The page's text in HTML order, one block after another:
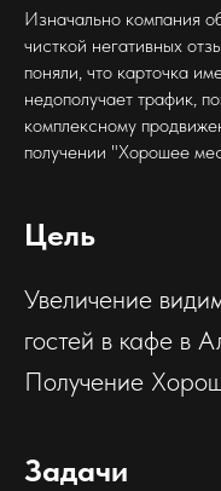
Изначально компания
чисткой негативных
поняли, что карточка
недополучает трафик,
комплексному
получении "Хорошее
Цель
Увеличение
гостей в кафе в
Получение
Задачи